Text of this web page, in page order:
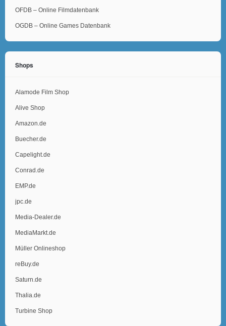
OFDB – Online Filmdatenbank
OGDB – Online Games Datenbank
Shops
Alamode Film Shop
Alive Shop
Amazon.de
Buecher.de
Capelight.de
Conrad.de
EMP.de
jpc.de
Media-Dealer.de
MediaMarkt.de
Müller Onlineshop
reBuy.de
Saturn.de
Thalia.de
Turbine Shop